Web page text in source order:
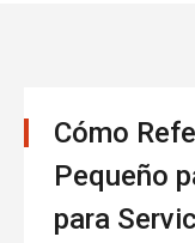
Cómo
Pequeño
para